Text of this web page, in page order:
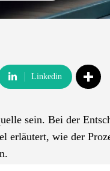
Linkedin
sein. Bei der
erläutert, wie der